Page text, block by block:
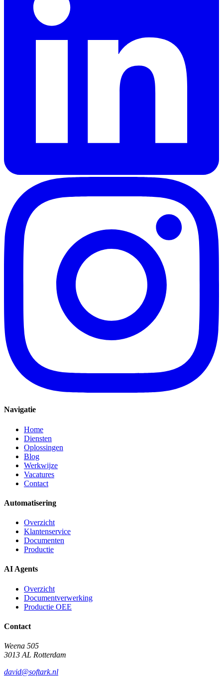
Navigatie
Home
Diensten
Oplossingen
Blog
Werkwijze
Vacatures
Contact
Automatisering
Overzicht
Klantenservice
Documenten
Productie
AI Agents
Overzicht
Documentverwerking
Productie OEE
Contact
Weena 505
3013 AL Rotterdam
david@softark.nl